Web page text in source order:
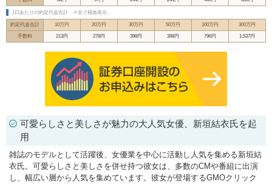
1日あたりの約定代金合計 ※全て税抜表示。
約定代金合計 10万円 20万円 30万円 50万円 100万円 300万円
手数料 213円 278円 398円 398円 796円 1,537円
可愛らしさと美しさが魅力の大人気女優、新垣結衣氏を起
用
雑誌のモデルとして活躍後、女優業を中心に活動し人気を集める新垣結
衣氏。可愛らしさと美しさを併せ持つ彼女は、多数のCMや番組に出演
し、幅広い層から人気を集めています。彼女が登場するGMOクリック